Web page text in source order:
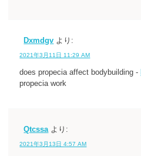
Dxmdgv より:
2021年3月11日 11:29 AM
does propecia affect bodybuilding -
propecia work
Qtcssa より:
2021年3月13日 4:57 AM